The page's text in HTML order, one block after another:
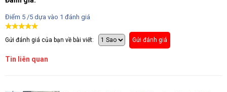
Điểm 5 /5 dựa vào 1 đánh giá
Gửi đánh giá của bạn về bài viết: Gửi đánh giá
Tin liên quan